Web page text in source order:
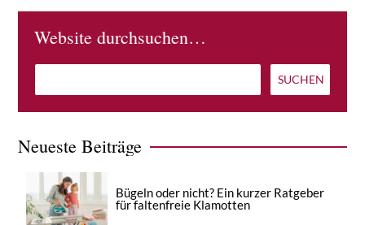
Website durchsuchen…
Neueste Beiträge
Bügeln oder nicht? Ein kurzer Ratgeber
für faltenfreie Klamotten